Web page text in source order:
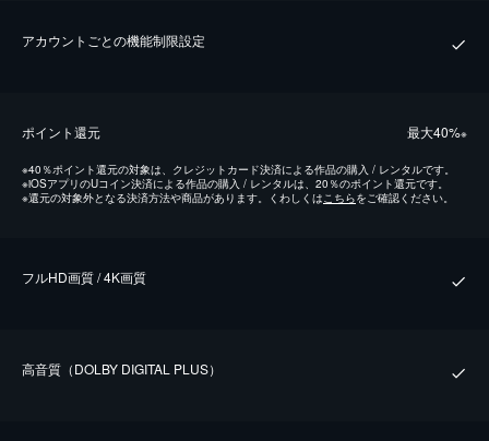
アカウントごとの機能制限設定
ポイント還元 最⼤40%※
※40％ポイント還元の対象は、クレジットカード決済による作品の購入 / レンタルです。
※iOSアプリのUコイン決済による作品の購入 / レンタルは、20％のポイント還元です。
※還元の対象外となる決済方法や商品があります。くわしくはこちらをご確認ください。
フルHD画質 / 4K画質
⾼⾳質（DOLBY DIGITAL PLUS）